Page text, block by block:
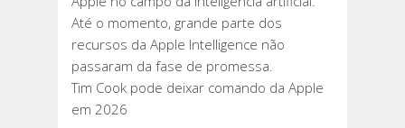
Até o momento, grande parte dos
recursos da Apple Intelligence não
passaram da fase de promessa.
Tim Cook pode deixar comando da Apple
em 2026